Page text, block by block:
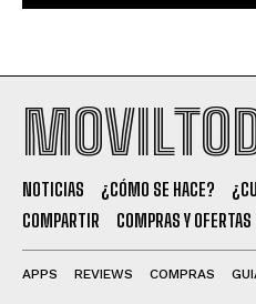
NOTICIAS ¿CÓMO SE HACE?
COMPARTIR
COMPRAS Y OFERTAS
APPS REVIEWS COMPRAS